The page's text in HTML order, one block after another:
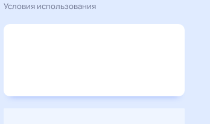
Условия использования